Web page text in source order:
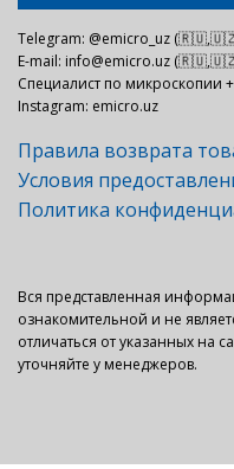
Telegram: @emicro_uz
E-mail: info@emicro.uz
Специалист по
Instagram: emicro.uz
Правила возврата
Условия
Политика
Вся представленная
ознакомительной и не
отличаться от указанных на
уточняйте у менеджеров.